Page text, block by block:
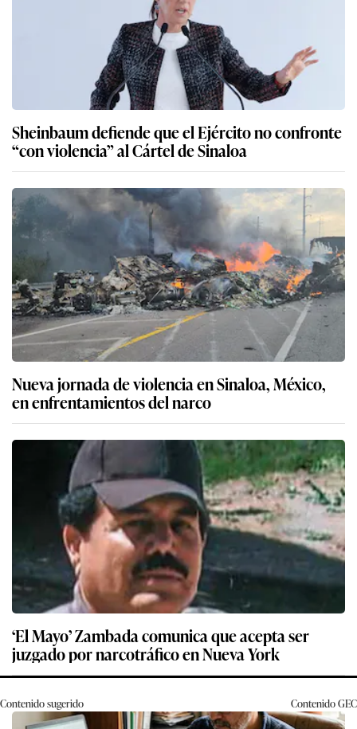
Sheinbaum defiende que el Ejército no confronte
“con violencia” al Cártel de Sinaloa
Nueva jornada de violencia en Sinaloa, México,
en enfrentamientos del narco
‘El Mayo’ Zambada comunica que acepta ser
juzgado por narcotráfico en Nueva York
Contenido sugerido ContenidoGEC